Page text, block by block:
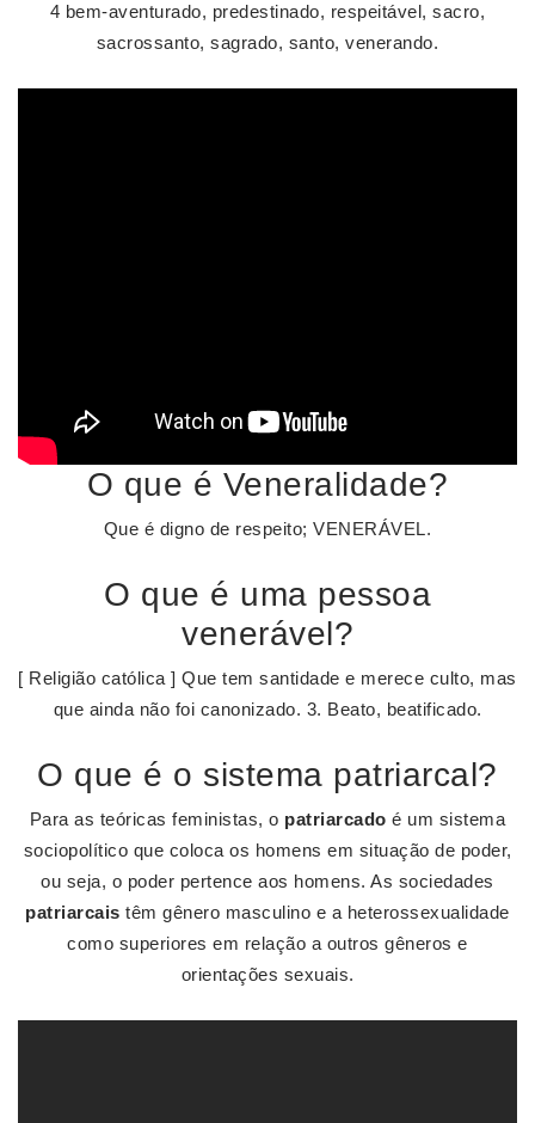
4 bem-aventurado, predestinado, respeitável, sacro,
sacrossanto, sagrado, santo, venerando.
O que é Veneralidade?
Que é digno de respeito; VENERÁVEL.
O que é uma pessoa
venerável?
[ Religião católica ] Que tem santidade e merece culto, mas
que ainda não foi canonizado. 3. Beato, beatificado.
O que é o sistema patriarcal?
Para as teóricas feministas, o patriarcado é um sistema
sociopolítico que coloca os homens em situação de poder,
ou seja, o poder pertence aos homens. As sociedades
patriarcais têm gênero masculino e a heterossexualidade
como superiores em relação a outros gêneros e
orientações sexuais.